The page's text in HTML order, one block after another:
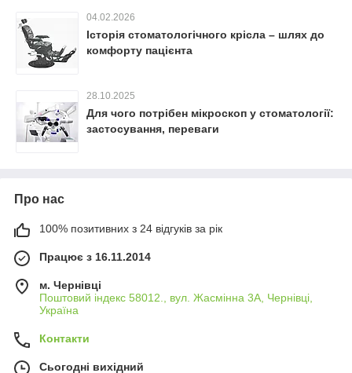
04.02.2026
Історія стоматологічного крісла – шлях до
комфорту пацієнта
28.10.2025
Для чого потрібен мікроскоп у стоматології:
застосування, переваги
Про нас
100% позитивних з 24 відгуків за рік
Працює з 16.11.2014
м. Чернівці
Поштовий індекс 58012., вул. Жасмінна 3А, Чернівці,
Україна
Контакти
Сьогодні вихідний